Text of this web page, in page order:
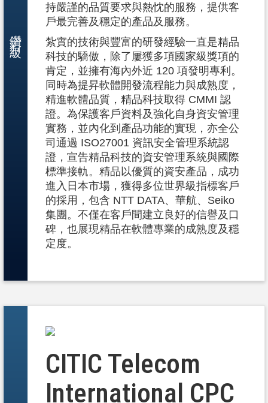
鑽石級
持嚴謹的品質要求與熱忱的服務，提供客
戶最完善及穩定的產品及服務。
紮實的技術與豐富的研發經驗一直是精品
科技的驕傲，除了屢獲多項國家級獎項的
肯定，並擁有海內外近 120 項發明專利。
同時為提昇軟體開發流程能力與成熟度，
精進軟體品質，精品科技取得 CMMI 認
證。為保護客戶資料及強化自身資安管理
實務，並內化到產品功能的實現，亦全公
司通過 ISO27001 資訊安全管理系統認
證，宣告精品科技的資安管理系統與國際
標準接軌。精品以優質的資安產品，成功
進入日本市場，獲得多位世界級指標客戶
的採用，包含 NTT DATA、華航、Seiko
集團。不僅在客戶間建立良好的信譽及口
碑，也展現精品在軟體專業的成熟度及穩
定度。
CITIC Telecom
International CPC